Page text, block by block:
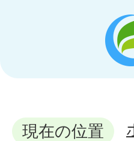
現在の位置